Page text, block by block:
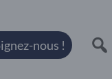
nous !